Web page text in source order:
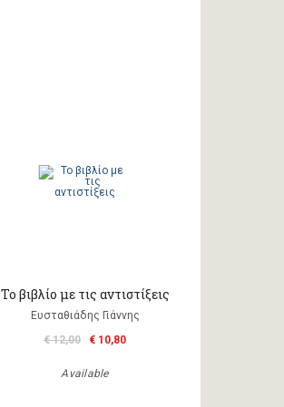
Το βιβλίο με τις αντιστίξεις
Ευσταθιάδης Γιάννης
€ 12,00
€ 10,80
Available